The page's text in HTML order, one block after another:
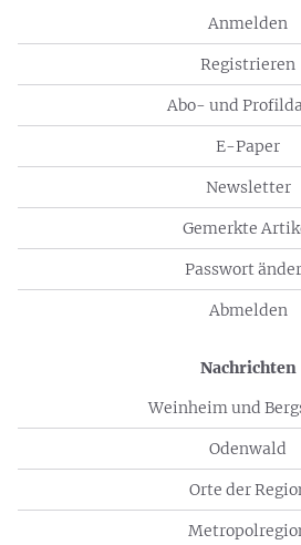
Anmelden
Registrieren
Abo- und
E-Paper
Newsletter
Gemerkte
Passwort
Abmelden
Nachrichten
Weinheim und
Odenwald
Orte der